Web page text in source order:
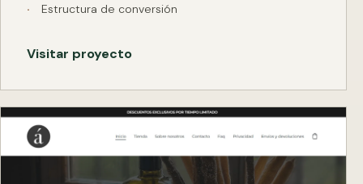
Estructura de conversión
Visitar proyecto